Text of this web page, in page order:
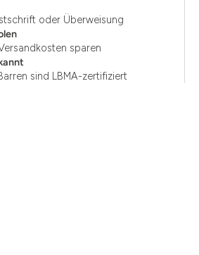
oder Überweisung
sparen
sind LBMA-zertifiziert